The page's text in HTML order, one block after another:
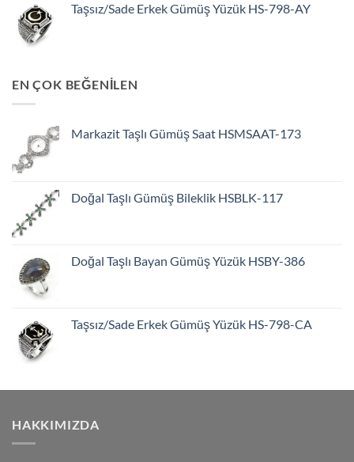
Taşsız/Sade Erkek Gümüş Yüzük HS-798-AY
EN ÇOK BEĞENİLEN
Markazit Taşlı Gümüş Saat HSMSAAT-173
Doğal Taşlı Gümüş Bileklik HSBLK-117
Doğal Taşlı Bayan Gümüş Yüzük HSBY-386
Taşsız/Sade Erkek Gümüş Yüzük HS-798-CA
HAKKIMIZDA